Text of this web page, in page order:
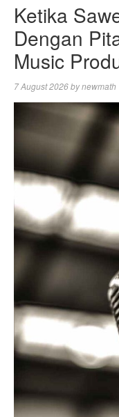
Ketika
Dengan
Music
7 August 2026bynewmath